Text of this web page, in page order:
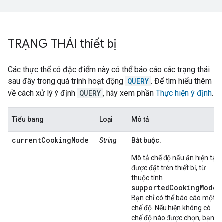
TRẠNG THÁI thiết bị
Các thực thể có đặc điểm này có thể báo cáo các trạng thái
sau đây trong quá trình hoạt động QUERY . Để tìm hiểu thêm
về cách xử lý ý định QUERY , hãy xem phần Thực hiện ý định.
Tiểu bang Loại Mô tả
currentCookingMode String Bắt buộc.
Mô tả chế độ nấu ăn hiện tại
được đặt trên thiết bị, từ
thuộc tính
supportedCookingModes
Bạn chỉ có thể báo cáo một
chế độ. Nếu hiện không có
chế độ nào được chọn, bạn